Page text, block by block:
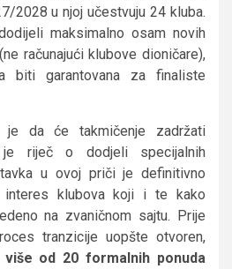
2028 u njoj učestvuju 24 kluba.
maksimalno osam novih
računajući klubove dioničare),
biti garantovana za finaliste
je da će takmičenje zadržati
riječ o dodjeli specijalnih
u ovoj priči je definitivno
interes klubova koji i te kako
na zvaničnom sajtu. Prije
tranzicije uopšte otvoren,
od 20 formalnih ponuda